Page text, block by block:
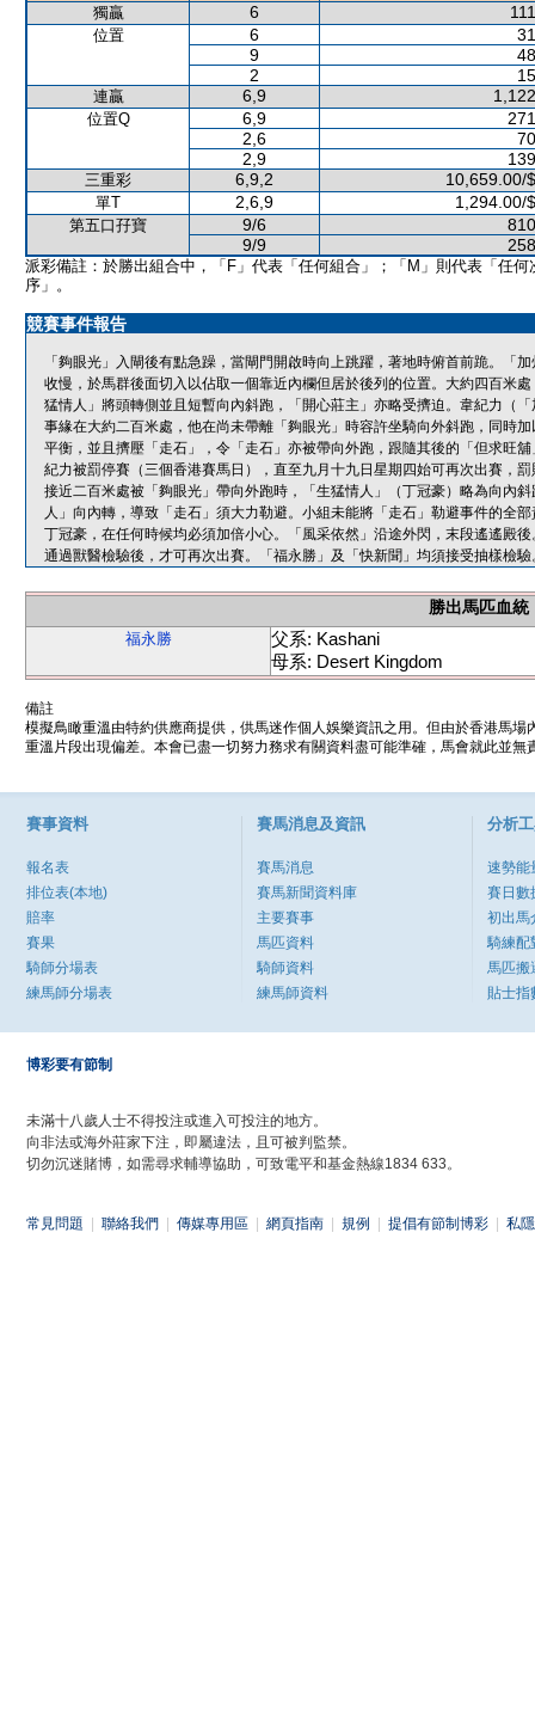
獨贏
6
位置 6
9
2
連贏 6,9
位置Q 6,9
2,6
2,9
三重彩 6,9,2 10,659.00/
單T 2,6,9 1,294.00/
第五口孖寶 9/6
9/9
派彩備註：於勝出組合中，「F」代表「任何組合」；「M」則代表「任何
序」。
競賽事件報告
「夠眼光」入閘後有點急躁，當閘門開啟時向上跳躍，著地時俯首前跪。「
收慢，於馬群後面切入以佔取一個靠近內欄但居於後列的位置。大約四百米
猛情人」將頭轉側並且短暫向內斜跑，「開心莊主」亦略受擠迫。韋紀力（
事緣在大約二百米處，他在尚未帶離「夠眼光」時容許坐騎向外斜跑，同時
平衡，並且擠壓「走石」，令「走石」亦被帶向外跑，跟隨其後的「但求旺
紀力被罰停賽（三個香港賽馬日），直至九月十九日星期四始可再次出賽，
接近二百米處被「夠眼光」帶向外跑時，「生猛情人」（丁冠豪）略為向內
人」向內轉，導致「走石」須大力勒避。小組未能將「走石」勒避事件的全
丁冠豪，在任何時候均必須加倍小心。「風采依然」沿途外閃，末段遙遙殿
通過獸醫檢驗後，才可再次出賽。「福永勝」及「快新聞」均須接受抽樣檢驗
勝出馬匹血統
福永勝
父系: Kashani
母系: Desert Kingdom
備註
模擬鳥瞰重溫由特約供應商提供，供馬迷作個人娛樂資訊之用。但由於香港馬
重溫片段出現偏差。本會已盡一切努力務求有關資料盡可能準確，馬會就此並
賽事資料
報名表
排位表(本地)
賠率
賽果
騎師分場表
練馬師分場表
賽馬消息及資訊
賽馬消息
賽馬新聞資料庫
主要賽事
馬匹資料
騎師資料
練馬師資料
分析
速勢能
賽日數
初出馬
騎練配
馬匹搬
貼士指
博彩要有節制
未滿十八歲人士不得投注或進入可投注的地方。
向非法或海外莊家下注，即屬違法，且可被判監禁。
切勿沉迷賭博，如需尋求輔導協助，可致電平和基金熱線1834 633。
常見問題 聯絡我們 傳媒專用區 網頁指南 規例 提倡有節制博彩 私